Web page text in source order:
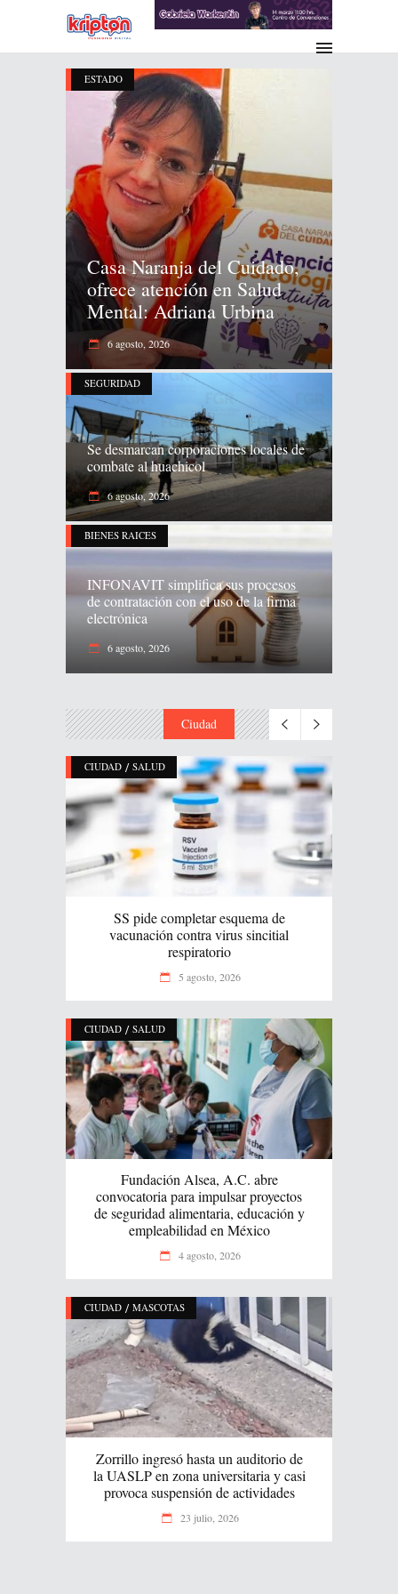
ESTADO
Casa Naranja del Cuidado,
ofrece atención en Salud
Mental: Adriana Urbina
6 agosto, 2026
SEGURIDAD
Se desmarcan corporaciones locales de
combate al huachicol
6 agosto, 2026
BIENES RAICES
INFONAVIT simplifica sus procesos
de contratación con el uso de la firma
electrónica
6 agosto, 2026
Ciudad
CIUDAD / SALUD
SS pide completar esquema de
vacunación contra virus sincitial
respiratorio
5 agosto, 2026
CIUDAD / SALUD
Fundación Alsea, A.C. abre
convocatoria para impulsar proyectos
de seguridad alimentaria, educación y
empleabilidad en México
4 agosto, 2026
CIUDAD / MASCOTAS
Zorrillo ingresó hasta un auditorio de
la UASLP en zona universitaria y casi
provoca suspensión de actividades
23 julio, 2026